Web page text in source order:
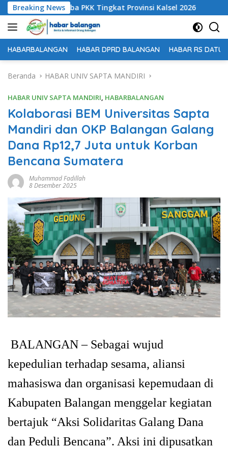
Langsung
ke
konten
Breaking News
Dua Lomba PKK Tingkat Provinsi Kalsel 2026 Terima
HABARBALANGAN HABAR DPRD BALANGAN HABAR RS DATU
Beranda HABAR UNIV SAPTA MANDIRI
HABAR UNIV SAPTA MANDIRI, HABARBALANGAN
Kolaborasi BEM Universitas Sapta
Mandiri dan OKP Balangan Galang
Dana Rp12,7 Juta untuk Korban
Bencana Sumatera
Muhammad Fadillah
8 Desember 2025
BALANGAN – Sebagai wujud
kepedulian terhadap sesama, aliansi
mahasiswa dan organisasi kepemudaan di
Kabupaten Balangan menggelar kegiatan
bertajuk “Aksi Solidaritas Galang Dana
dan Peduli Bencana”. Aksi ini dipusatkan